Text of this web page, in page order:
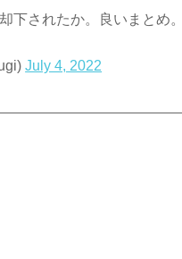
下されたか。良いまとめ。
July 4, 2022